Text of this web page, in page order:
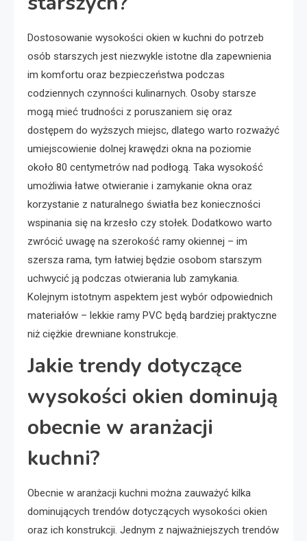
Dostosowanie wysokości okien w kuchni do potrzeb
osób starszych jest niezwykle istotne dla zapewnienia
im komfortu oraz bezpieczeństwa podczas
codziennych czynności kulinarnych. Osoby starsze
mogą mieć trudności z poruszaniem się oraz
dostępem do wyższych miejsc, dlatego warto rozważyć
umiejscowienie dolnej krawędzi okna na poziomie
około 80 centymetrów nad podłogą. Taka wysokość
umożliwia łatwe otwieranie i zamykanie okna oraz
korzystanie z naturalnego światła bez konieczności
wspinania się na krzesło czy stołek. Dodatkowo warto
zwrócić uwagę na szerokość ramy okiennej – im
szersza rama, tym łatwiej będzie osobom starszym
uchwycić ją podczas otwierania lub zamykania.
Kolejnym istotnym aspektem jest wybór odpowiednich
materiałów – lekkie ramy PVC będą bardziej praktyczne
niż ciężkie drewniane konstrukcje.
Jakie trendy dotyczące
wysokości okien dominują
obecnie w aranżacji
kuchni?
Obecnie w aranżacji kuchni można zauważyć kilka
dominujących trendów dotyczących wysokości okien
oraz ich konstrukcji. Jednym z najważniejszych trendów